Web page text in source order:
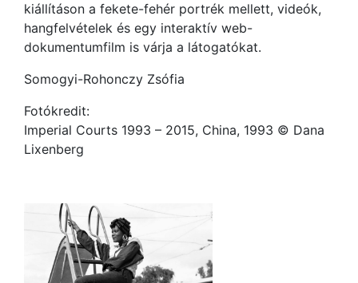
kiállításon a fekete-fehér portrék mellett, videók,
hangfelvételek és egy interaktív web-
dokumentumfilm is várja a látogatókat.
Somogyi-Rohonczy Zsófia
Fotókredit:
Imperial Courts 1993 – 2015, China, 1993 © Dana
Lixenberg